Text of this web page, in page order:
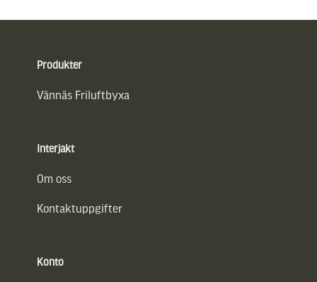
Produkter
Vännäs Friluftbyxa
Interjakt
Om oss
Kontaktuppgifter
Konto